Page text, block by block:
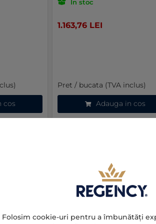
cos
In stoc
1.163,76 LEI
Pret / bucata (TVA inclus)
Adauga in cos
Folosim cookie-uri pentru a îmbunătăți